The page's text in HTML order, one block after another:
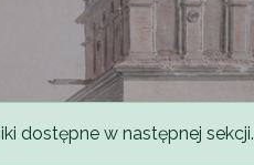
dostępne w następnej sekcji.